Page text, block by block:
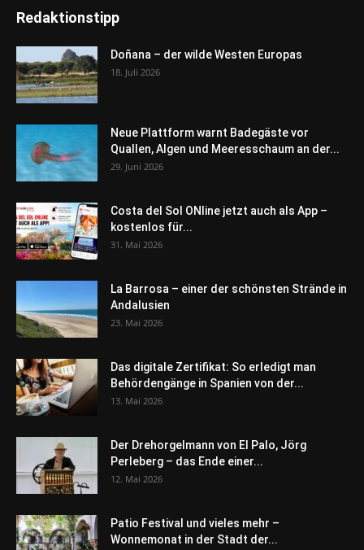
Redaktionstipp
Doñana – der wilde Westen Europas
18. Juli 2026
Neue Plattform warnt Badegäste vor
Quallen, Algen und Meeresschaum an der...
29. Juni 2026
Costa del Sol ONline jetzt auch als App –
kostenlos für...
31. Mai 2026
La Barrosa – einer der schönsten Strände in
Andalusien
23. Mai 2026
Das digitale Zertifikat: So erledigt man
Behördengänge in Spanien von der...
13. Mai 2026
Der Drehorgelmann von El Palo, Jörg
Perleberg – das Ende einer...
12. Mai 2026
Patio Festival und vieles mehr –
Wonnemonat in der Stadt der...